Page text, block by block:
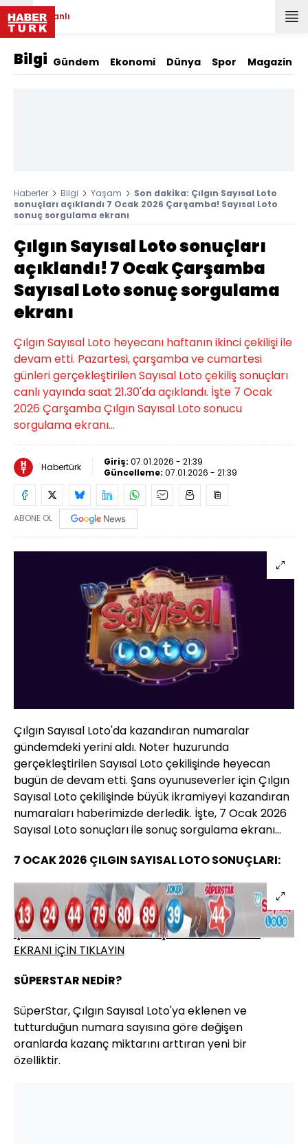
Canlı
Bilgi Gündem Ekonomi Dünya Spor Magazin
Haberler Bilgi Yaşam
Son dakika: Çılgın Sayısal Loto
sonuçları açıklandı 7 Ocak 2026 Çarşamba! Sayısal Loto
sonuç sorgulama ekranı
Çılgın Sayısal Loto sonuçları
açıklandı! 7 Ocak Çarşamba
Sayısal Loto sonuç sorgulama
ekranı
Çılgın Sayısal Loto heyecanı haftanın ikinci çekilişi ile
devam etti. Pazartesi, çarşamba ve cumartesi
günleri gerçekleştirilen Sayısal Loto çekiliş sonuçları
canlı yayında saat 21.30'da açıklandı. İşte 7 Ocak
2026 Çarşamba Çılgın Sayısal Loto sonucu
sorgulama ekranı...
Habertürk Giriş: 07.01.2026 - 21:39
Güncelleme: 07.01.2026 - 21:39
ABONE OL
Çılgın Sayısal Loto'da kazandıran numaralar
gündemdeki yerini aldı. Noter huzurunda
gerçekleştirilen Sayısal Loto çekilişinde heyecan
bugün de devam etti. Şans oyunuseverler için Çılgın
Sayısal Loto çekilişinde büyük ikramiyeyi kazandıran
numaraları haberimizde derledik. İşte, 7 Ocak 2026
Sayısal Loto sonuçları ile sonuç sorgulama ekranı...
7 OCAK 2026 ÇILGIN SAYISAL LOTO SONUÇLARI:
ÇILGIN SAYISAL LOTO SONUÇLARI SORGULAMA
EKRANI İÇİN TIKLAYIN
SÜPERSTAR NEDİR?
SüperStar, Çılgın Sayısal Loto'ya eklenen ve
tutturduğun numara sayısına göre değişen
oranlarda kazanç miktarını arttıran yeni bir
özelliktir.